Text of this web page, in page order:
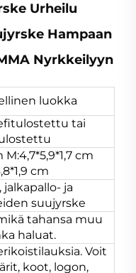
Urheilu
Hampaan
Nyrkkeilyyn
luokka
tai
M:4,7*5,9*1,7 cm
cm
jalkapallo- ja
suujyrske
tahansa muu
haluat.
Voit
koot, logon,